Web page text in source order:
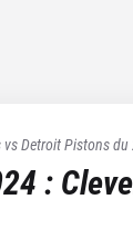
vsDetroit Pistonsdu
: